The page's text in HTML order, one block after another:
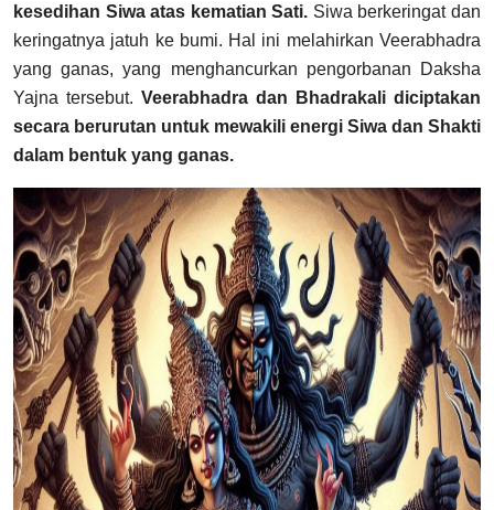
kesedihan Siwa atas kematian Sati. Siwa berkeringat dan
keringatnya jatuh ke bumi. Hal ini melahirkan Veerabhadra
yang ganas, yang menghancurkan pengorbanan Daksha
Yajna tersebut. Veerabhadra dan Bhadrakali diciptakan
secara berurutan untuk mewakili energi Siwa dan Shakti
dalam bentuk yang ganas.